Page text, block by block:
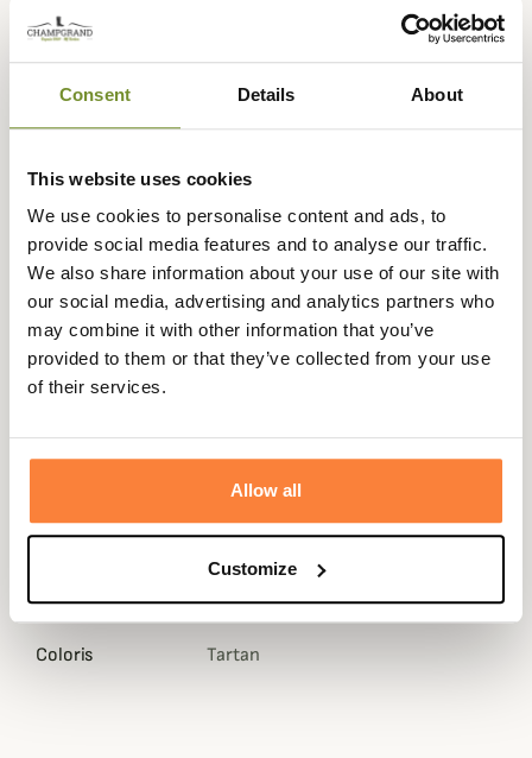
Consent Details About
This website uses cookies
We use cookies to personalise content and ads, to
provide social media features and to analyse our traffic.
We also share information about your use of our site with
our social media, advertising and analytics partners who
may combine it with other information that you’ve
provided to them or that they’ve collected from your use
of their services.
Allow all
Customize
Cette veste est conçue dans un tissu polaire à bouclette
assez épais en tartan classique reconnaissable pour les
amoureux de la marque. Doux au toucher, très chaud et
ultra confortable, cette veste polaire de viendra un
incontournable de votre garde-robe décontractée.
zippée avec un col semi montant pour une protection
optimale contre le froid et l'humidité.
Elle est doublée en coton au niveau du buste pour une
bonne respirabilité. Preuve de son authenticité, vous
retrouverez un logo Barbour Shield brodé sur la poitrine
gauche.
Fiche technique
Composition 100 % Polyester
Homme
Matière Polaire
Coloris Tartan